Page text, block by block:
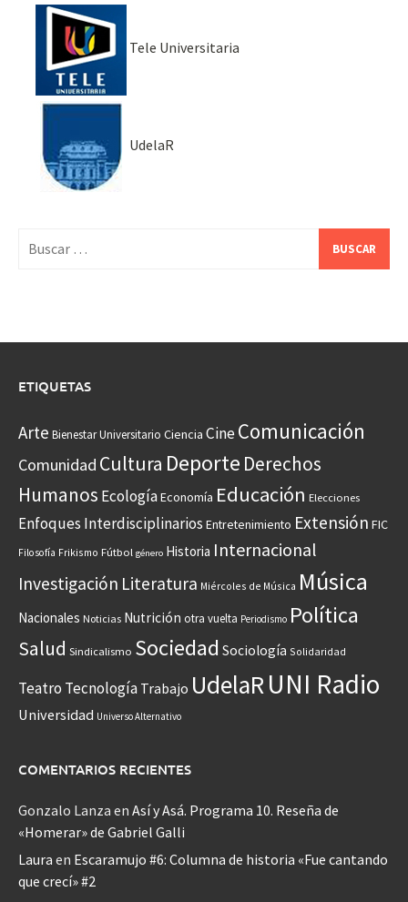
Tele Universitaria
UdelaR
ETIQUETAS
Arte Bienestar Universitario Ciencia CineComunicación
Comunidad Cultura Deporte Derechos
Humanos EcologíaEconomía Educación Elecciones
Enfoques Interdisciplinarios Entretenimiento Extensión FIC
Filosofía Frikismo Fútbol género Historia Internacional
Investigación Literatura Miércoles de Música Música
Nacionales Noticias Nutrición otra vuelta Periodismo Política
Salud Sindicalismo Sociedad Sociología Solidaridad
Teatro Tecnología Trabajo UdelaRUNI Radio
Universidad Universo Alternativo
COMENTARIOS RECIENTES
Gonzalo Lanza en Así y Asá. Programa 10. Reseña de
«Homerar» de Gabriel Galli
Laura en Escaramujo #6: Columna de historia «Fue cantando
que crecí» #2